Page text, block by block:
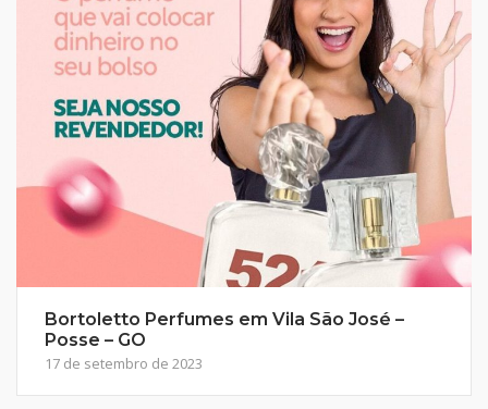
Bortoletto Perfumes em Vila São José –
Posse – GO
17 de setembro de 2023